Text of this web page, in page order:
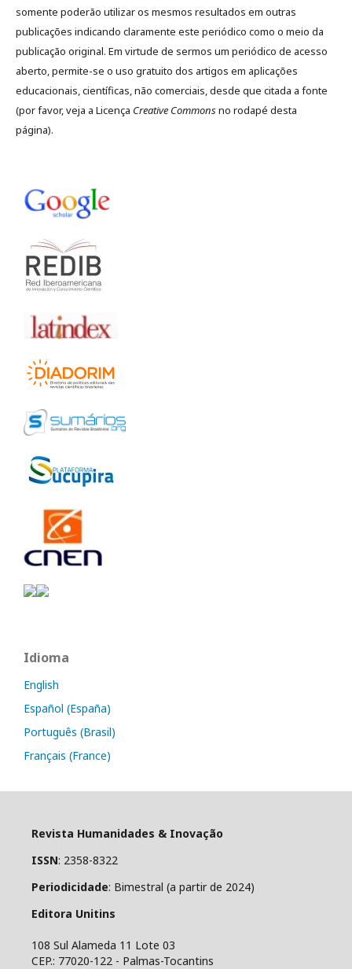
somente poderão utilizar os mesmos resultados em outras
publicações indicando claramente este periódico como o meio da
publicação original. Em virtude de sermos um periódico de acesso
aberto, permite-se o uso gratuito dos artigos em aplicações
educacionais, científicas, não comerciais, desde que citada a fonte
(por favor, veja a Licença Creative Commonsno rodapé desta
página).
Idioma
English
Español (España)
Português (Brasil)
Français (France)
Revista Humanidades & Inovação
ISSN: 2358-8322
Periodicidade: Bimestral (a partir de 2024)
Editora Unitins
108 Sul Alameda 11 Lote 03
CEP.: 77020-122 - Palmas-Tocantins